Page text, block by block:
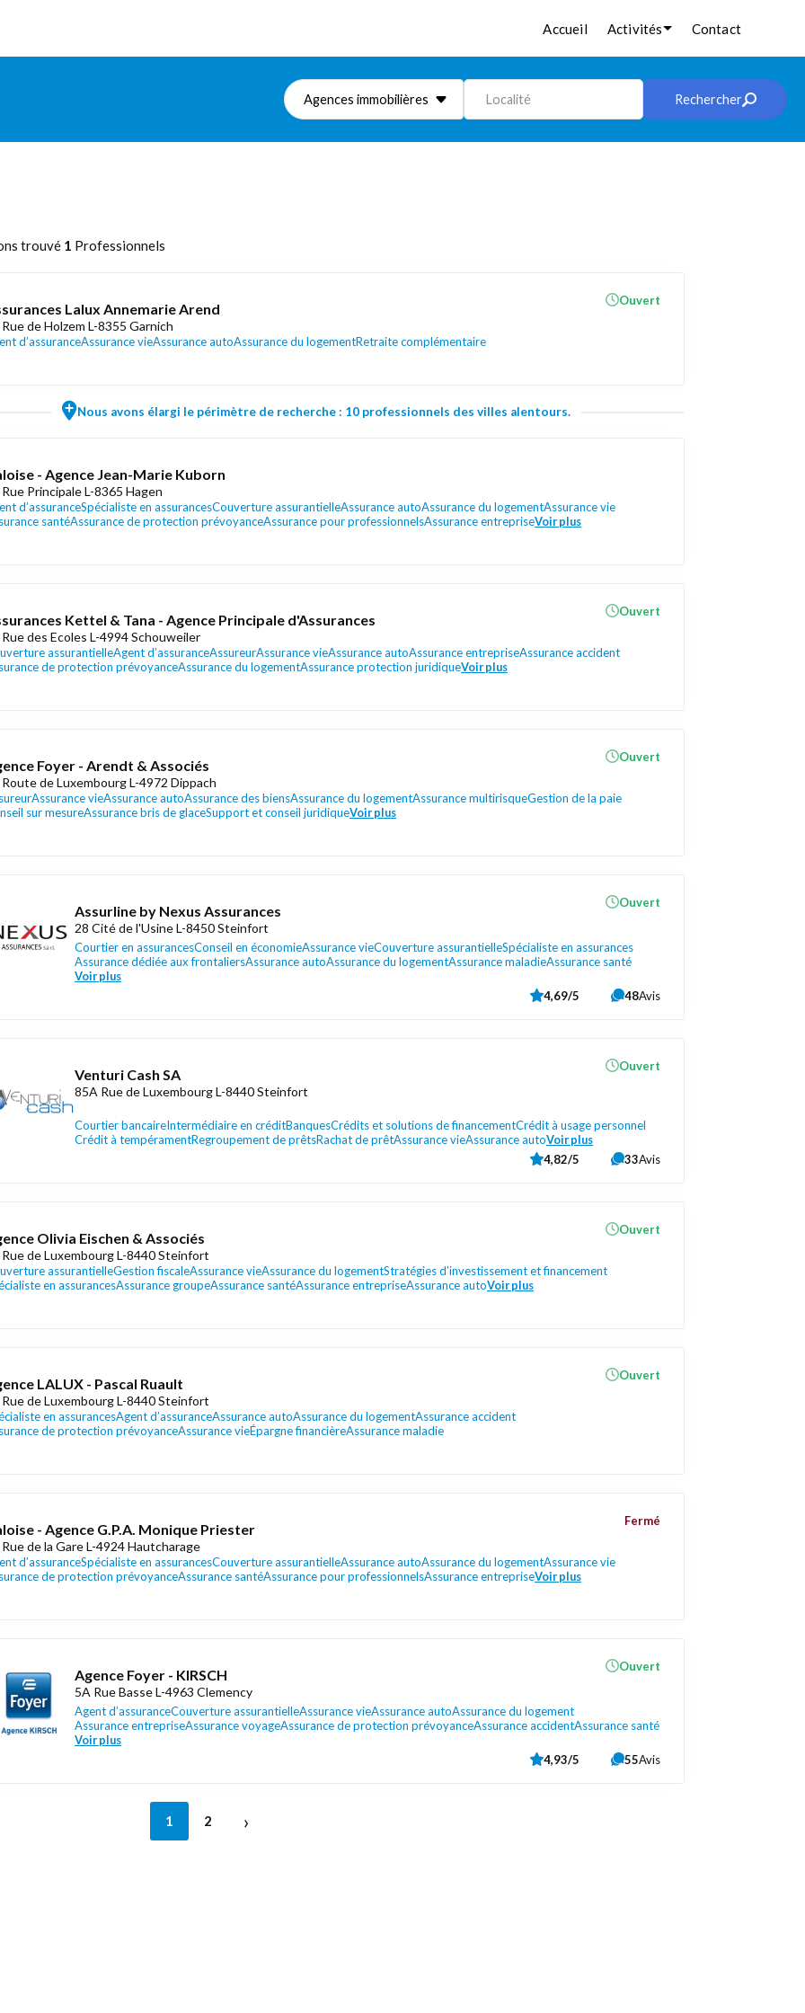
Accueil Activités Contact
Agences immobilières Localité Rechercher
trouvé 1 Professionnels
Lalux Annemarie Arend
de Holzem L-8355 Garnich
d’assuranceAssurance vieAssurance autoAssurance du logementRetraite complémentaire
Ouvert
Nous avons élargi le périmètre de recherche : 10 professionnels des villes alentours.
- Agence Jean-Marie Kuborn
Principale L-8365 Hagen
d’assuranceSpécialiste en assurancesCouverture assurantielleAssurance autoAssurance du logementAssurance vie
santéAssurance de protection prévoyanceAssurance pour professionnelsAssurance entrepriseVoir plus
Kettel & Tana - Agence Principale d'Assurances
des Ecoles L-4994 Schouweiler
assurantielleAgent d’assuranceAssureurAssurance vieAssurance autoAssurance entrepriseAssurance accident
de protection prévoyanceAssurance du logementAssurance protection juridiqueVoir plus
Ouvert
Foyer - Arendt & Associés
de Luxembourg L-4972 Dippach
Assurance vieAssurance autoAssurance des biensAssurance du logementAssurance multirisqueGestion de la paie
sur mesureAssurance bris de glaceSupport et conseil juridiqueVoir plus
Ouvert
Assurline by Nexus Assurances
28 Cité de l'Usine L-8450 Steinfort
Courtier en assurancesConseil en économieAssurance vieCouverture assurantielleSpécialiste en assurances
Assurance dédiée aux frontaliersAssurance autoAssurance du logementAssurance maladieAssurance santé
Voir plus
Ouvert
4,69/5 48Avis
Venturi Cash SA
85A Rue de Luxembourg L-8440 Steinfort
Courtier bancaireIntermédiaire en créditBanquesCrédits et solutions de financementCrédit à usage personnel
Crédit à tempéramentRegroupement de prêtsRachat de prêtAssurance vieAssurance autoVoir plus
Ouvert
4,82/5 33Avis
Olivia Eischen & Associés
de Luxembourg L-8440 Steinfort
assurantielleGestion fiscaleAssurance vieAssurance du logementStratégies d’investissement et financement
en assurancesAssurance groupeAssurance santéAssurance entrepriseAssurance autoVoir plus
Ouvert
LALUX - Pascal Ruault
de Luxembourg L-8440 Steinfort
en assurancesAgent d’assuranceAssurance autoAssurance du logementAssurance accident
de protection prévoyanceAssurance vieÉpargne financièreAssurance maladie
Ouvert
- Agence G.P.A. Monique Priester
de la Gare L-4924 Hautcharage
d’assuranceSpécialiste en assurancesCouverture assurantielleAssurance autoAssurance du logementAssurance vie
de protection prévoyanceAssurance santéAssurance pour professionnelsAssurance entrepriseVoir plus
Fermé
Agence Foyer - KIRSCH
5A Rue Basse L-4963 Clemency
Agent d’assuranceCouverture assurantielleAssurance vieAssurance autoAssurance du logement
Assurance entrepriseAssurance voyageAssurance de protection prévoyanceAssurance accidentAssurance santé
Voir plus
Ouvert
4,93/5 55Avis
1 2 ›